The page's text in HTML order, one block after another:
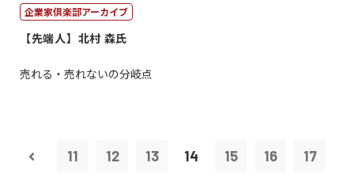
企業家倶楽部アーカイブ
【先端人】北村 森氏
売れる・売れないの分岐点
11 12 13 14 15 16 17